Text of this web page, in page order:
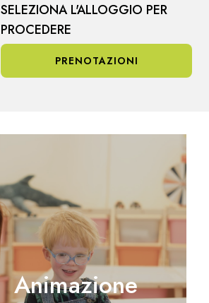
SELEZIONA L'ALLOGGIO PER
PROCEDERE
PRENOTAZIONI
Animazione